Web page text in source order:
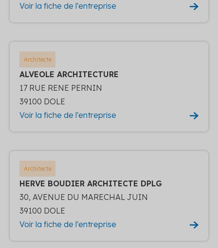
Voir la fiche de l'entreprise
Architecte
ALVEOLE ARCHITECTURE
17 RUE RENE PERNIN
39100 DOLE
Voir la fiche de l'entreprise
Architecte
HERVE BOUDIER ARCHITECTE DPLG
30, AVENUE DU MARECHAL JUIN
39100 DOLE
Voir la fiche de l'entreprise